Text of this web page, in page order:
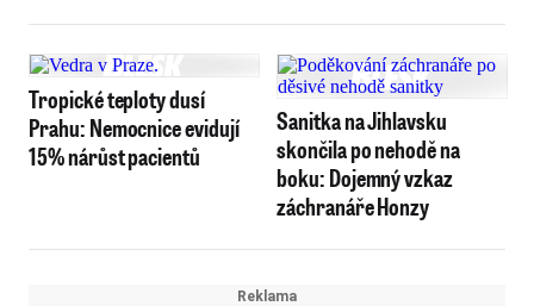
Tropické teploty dusí
Prahu: Nemocnice evidují
15% nárůst pacientů
Sanitka na Jihlavsku
skončila po nehodě na
boku: Dojemný vzkaz
záchranáře Honzy